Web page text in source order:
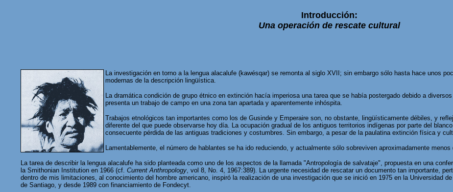
Introducción:
Una operación de rescate cultural
La investigación en torno a la lengua alacalufe (kawésqar) se remonta al siglo XVII; sin embargo sólo hasta hace unos
modernas de la descripción lingüística.
La dramática condición de grupo étnico en extinción hacía imperiosa una tarea que se había postergado debido a
presenta un trabajo de campo en una zona tan apartada y aparentemente inhóspita.
Trabajos etnológicos tan importantes como los de Gusinde y Emperaire son, no obstante, lingüísticamente débiles, y
diferente del que puede observarse hoy día. La ocupación gradual de los antiguos territorios indígenas por parte del
consecuente pérdida de las antiguas tradiciones y costumbres. Sin embargo, a pesar de la paulatina extinción física y
Lamentablemente, el número de hablantes se ha ido reduciendo, y actualmente sólo sobreviven aproximadamente menos
La tarea de describir la lengua alacalufe ha sido planteada como uno de los aspectos de la llamada "Antropología de salvataje", propuesta en una
la Smithonian Institution en 1966 (cf. Current Anthropology, vol 8, No. 4, 1967:389). La urgente necesidad de rescatar un documento tan importante,
dentro de mis limitaciones, al conocimiento del hombre americano, inspiró la realización de una investigación que se inició en 1975 en la Universidad
de Santiago, y desde 1989 con financiamiento de Fondecyt.